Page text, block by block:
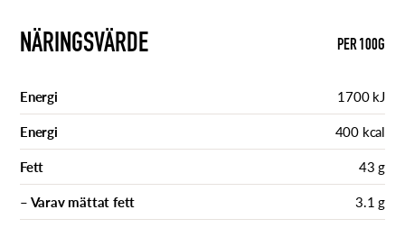
NÄRINGSVÄRDE PER 100G
Energi 1700 kJ
Energi 400 kcal
Fett 43 g
– Varav mättat fett 3.1 g